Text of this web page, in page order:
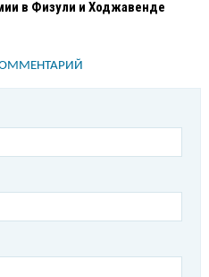
в Физули и Ходжавенде